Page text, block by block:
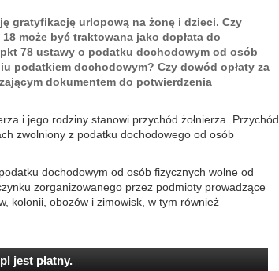
gratyfikację urlopową na żonę i dzieci. Czy
może być traktowana jako dopłata do
78 ustawy o podatku dochodowym od osób
podatkiem dochodowym? Czy dowód opłaty za
dokumentem do potwierdzenia
i jego rodziny stanowi przychód żołnierza. Przychód
zwolniony z podatku dochodowego od osób
dochodowym od osób fizycznych wolne od
zorganizowanego przez podmioty prowadzące
kolonii, obozów i zimowisk, w tym również
jest płatny.